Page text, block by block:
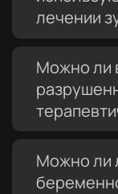
лечении
Можно ли
Можно ли